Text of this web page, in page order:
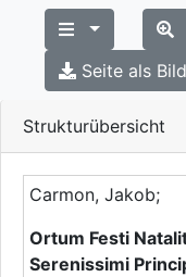
Strukturübersicht
Carmon, Jakob;
Ortum Festi
Serenissimi
Seite als Bild